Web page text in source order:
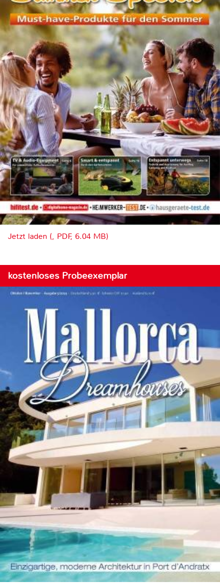
Jetzt laden (, PDF, 6.04 MB)
kostenloses Probeexemplar